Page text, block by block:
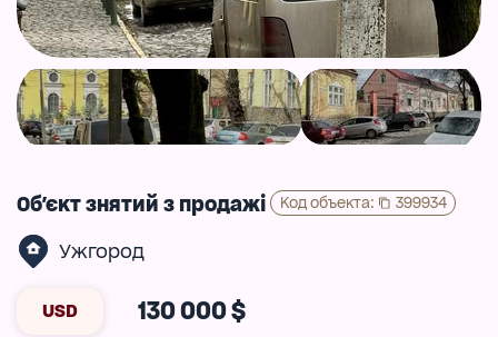
Об'єкт знятий з продажі Код объекта: 399934
Ужгород
USD 130 000 $